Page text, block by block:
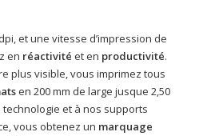
et une vitesse d’impression de
en réactivité et en productivité.
plus visible, vous imprimez tous
en 200 mm de large jusque 2,50
et à nos supports
vous obtenez un marquage